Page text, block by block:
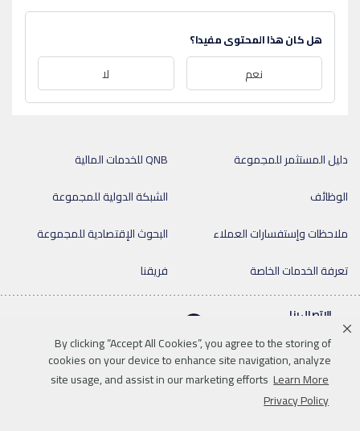
By clicking “Accept All Cookies”, you agree to the storing of
cookies on your device to enhance site navigation, analyze
site usage, and assist in our marketing efforts Learn More
Privacy Policy
هل كان هذا المحتوى مفيدا؟
نعم لا
QNB للخدمات المالية
دليل المستثمر للمجموعة
الشبكة الدولية للمجموعة
الوظائف
البحوث الإقتصادية للمجموعة
ملاحظات وإستفسارات العملاء
فريقنا
تعرفة الخدمات الخاصة
الاتصال بنا
LinkedinInstagramfacebookWhatsapp
twitteryoutube